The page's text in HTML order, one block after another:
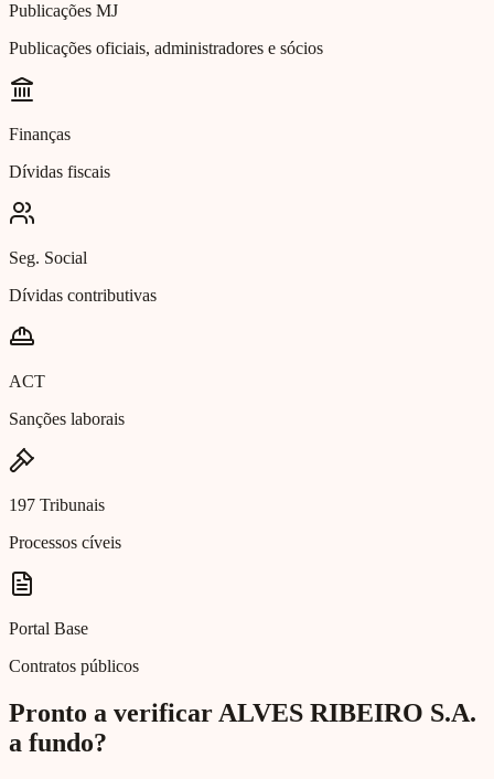
Publicações MJ
Publicações oficiais, administradores e sócios
Finanças
Dívidas fiscais
Seg. Social
Dívidas contributivas
ACT
Sanções laborais
197 Tribunais
Processos cíveis
Portal Base
Contratos públicos
Pronto a verificar ALVES RIBEIRO S.A.
a fundo?